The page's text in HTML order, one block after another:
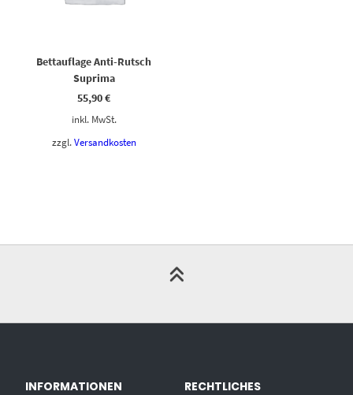
Bettauflage Anti-Rutsch
Suprima
55,90€
inkl. MwSt.
zzgl. Versandkosten
INFORMATIONEN RECHTLICHES